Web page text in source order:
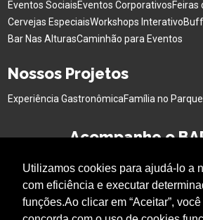
Utilizamos cookies para ajudá-lo a
com eficiência e executar
funções.Ao clicar em “Aceitar”, você
Eventos SociaisEventos CorporativosFeiras
Cervejas EspeciaisWorkshops Interativo
Bar Nas AlturasCaminhão para Eventos
Nossos Projetos
Experiência GastronômicaFamília no Parque
Acompanhe o